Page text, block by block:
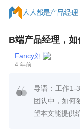
B端产品经理，
Fancy刘
4 年前
导语：工作1-
团队中，如何
望本文能提供